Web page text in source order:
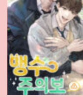
Chapter 2 25/05/2026
Chapter 1 25/05/2026